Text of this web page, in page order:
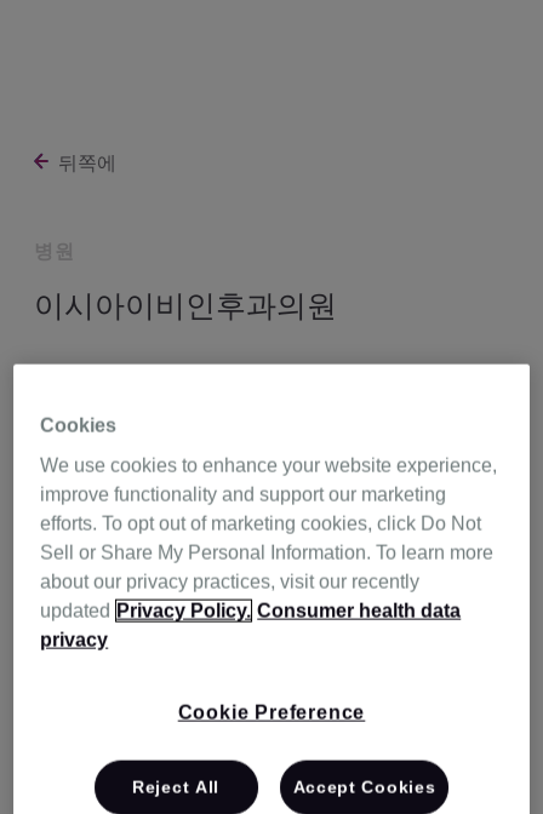
뒤쪽에
병원
이시아이비인후과의원
대구 41026
053-985-7585 길 찾기
Cookies
We use cookies to enhance your website experience,
improve functionality and support our marketing
efforts. To opt out of marketing cookies, click Do Not
Sell or Share My Personal Information. To learn more
about our privacy practices, visit our recently
updated Privacy Policy. Consumer health data
privacy
Cookie Preference
Reject All Accept Cookies